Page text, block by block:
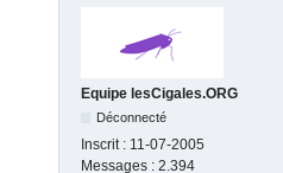
Equipe lesCigales.ORG
Déconnecté
Inscrit : 11-07-2005
Messages : 2.394